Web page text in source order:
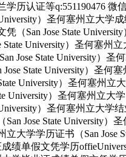
认证等q:551190476 微
）圣何塞州立大学
凭（San Jose State
State University）圣何塞
Jose State University）
State University）圣何
University）圣何塞州立
University）圣何塞州立大
）圣何塞州立大学
San Jose State University
立大学学历证书（San
单假文凭学历